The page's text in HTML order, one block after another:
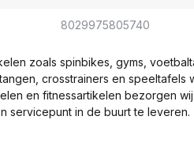
8029975805740
zoals spinbikes, gyms,
crosstrainers en speeltafels
en fitnessartikelen bezorgen
servicepunt in de buurt te leveren.